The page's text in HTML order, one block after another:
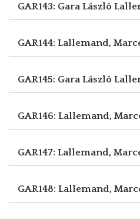
GAR143: Gara László
GAR144: Lallemand,
GAR145: Gara László
GAR146: Lallemand,
GAR147: Lallemand,
GAR148: Lallemand,